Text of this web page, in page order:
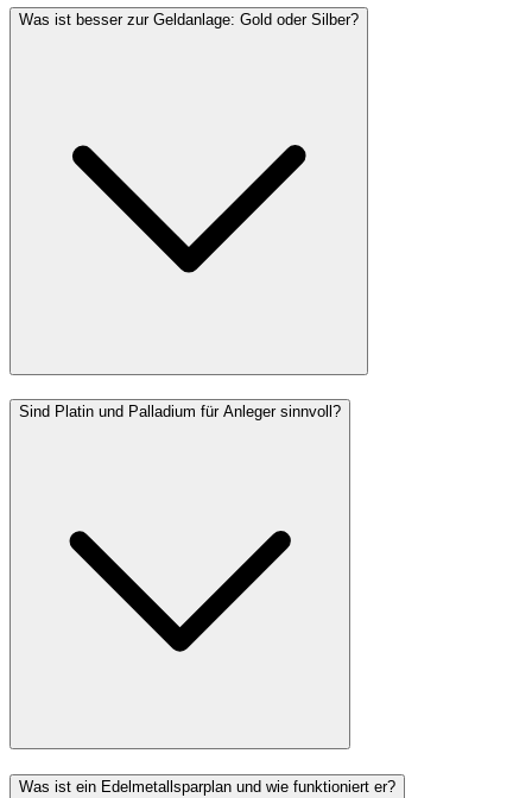
Was ist besser zur Geldanlage: Gold oder Silber?
Sind Platin und Palladium für Anleger sinnvoll?
Was ist ein Edelmetallsparplan und wie funktioniert er?